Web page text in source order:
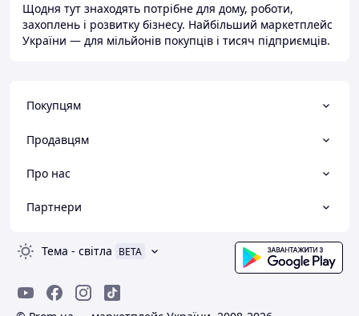
Щодня тут знаходять потрібне для дому, роботи,
захоплень і розвитку бізнесу. Найбільший маркетплейс
України — для мільйонів покупців і тисяч підприємців.
Покупцям
Продавцям
Про нас
Партнери
Тема - світла BETA